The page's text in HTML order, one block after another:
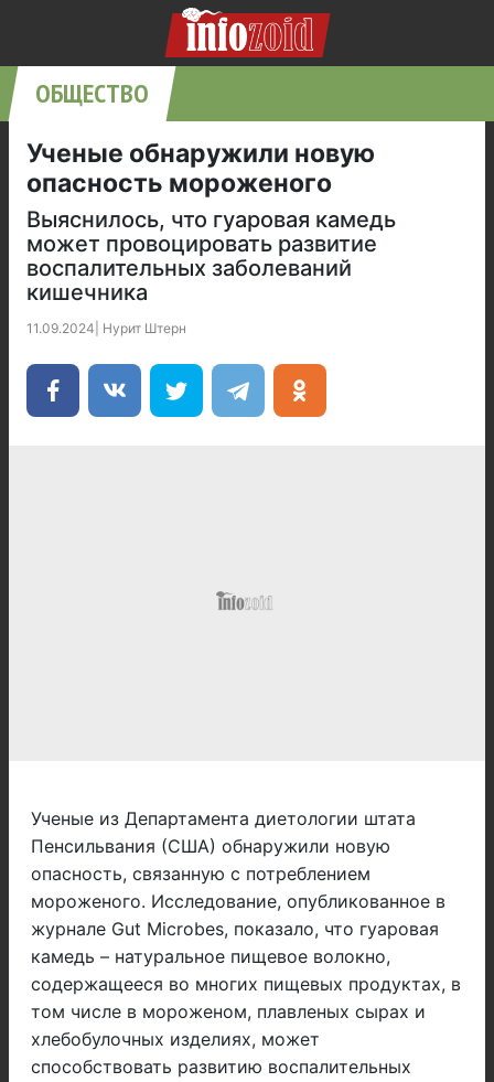
ОБЩЕСТВО
Ученые обнаружили новую
опасность мороженого
Выяснилось, что гуаровая камедь
может провоцировать развитие
воспалительных заболеваний
кишечника
11.09.2024 Нурит Штерн
Ученые из Департамента диетологии штата
Пенсильвания (США) обнаружили новую
опасность, связанную с потреблением
мороженого. Исследование, опубликованное в
журнале Gut Microbes, показало, что гуаровая
камедь – натуральное пищевое волокно,
содержащееся во многих пищевых продуктах, в
том числе в мороженом, плавленых сырах и
хлебобулочных изделиях, может
способствовать развитию воспалительных